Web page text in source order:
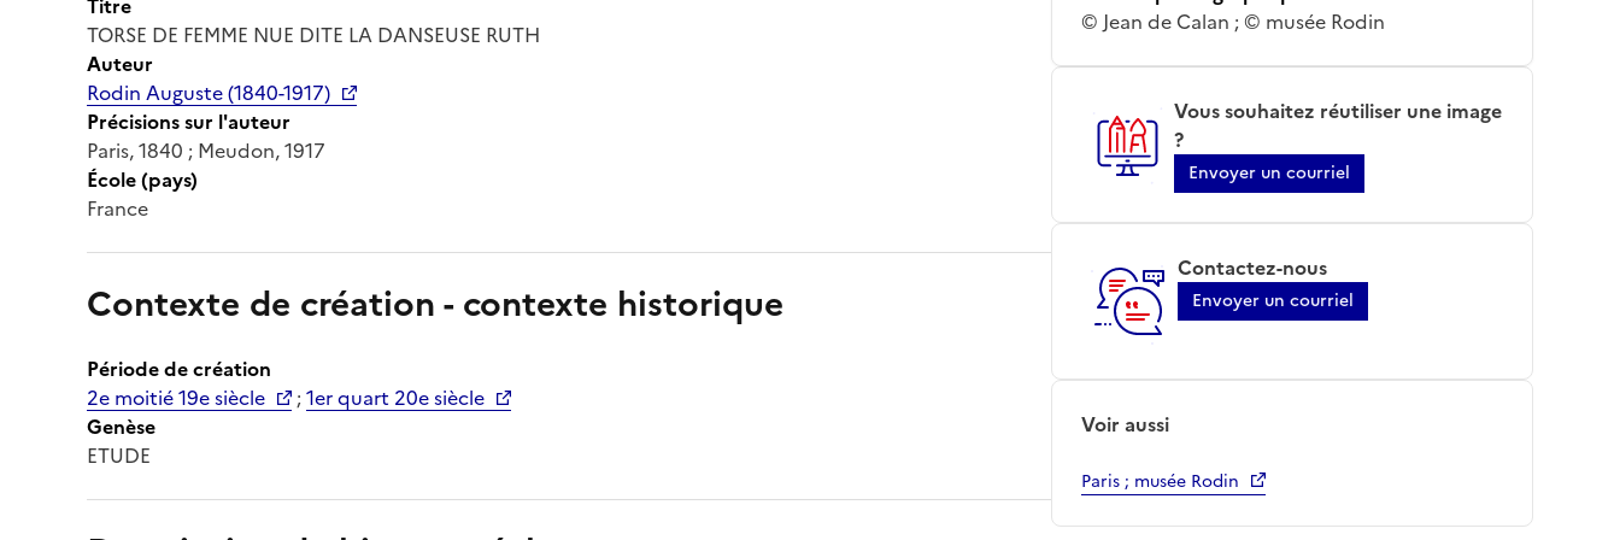
TORSE DE FEMME NUE DITE LA DANSEUSE RUTH
Auteur
Rodin Auguste (1840-1917)
Précisions sur l'auteur
Paris, 1840 ; Meudon, 1917
École (pays)
France
Contexte de création - contexte historique
Période de création
2e moitié 19e siècle
;1er quart 20e siècle
Genèse
ETUDE
© Jean de Calan ; © musée Rodin
Vous souhaitez réutiliser une image
?
Envoyer un courriel
Contactez-nous
Envoyer un courriel
Voir aussi
Paris ; musée Rodin